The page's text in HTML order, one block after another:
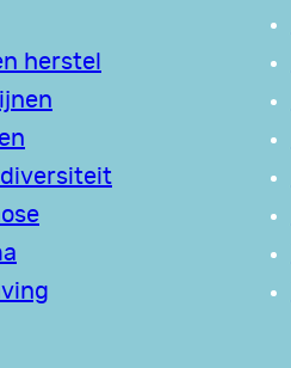
herstel